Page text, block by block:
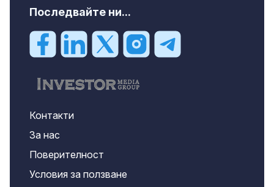
Последвайте ни...
Контакти
За нас
Поверителност
Условия за ползване